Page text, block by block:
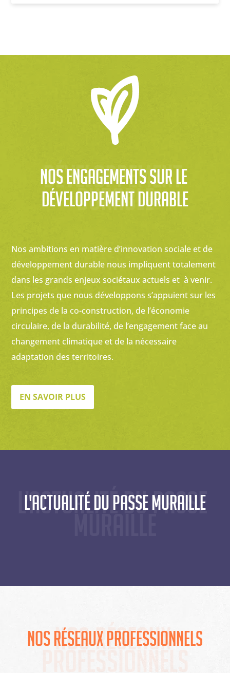
développement
durable
Nos engagements sur le
développement durable
Nos ambitions en matière d’innovation sociale et de
développement durable nous impliquent totalement
dans les grands enjeux sociétaux actuels et à venir.
Les projets que nous développons s’appuient sur les
principes de la co-construction, de l’économie
circulaire, de la durabilité, de l’engagement face au
changement climatique et de la nécessaire
adaptation des territoires.
EN SAVOIR PLUS
L'actualité du Passe
L'actualité du Passe Muraille
Nos réseaux
professionnels
Nos réseaux professionnels